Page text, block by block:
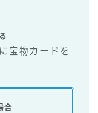
宝物カードを
合